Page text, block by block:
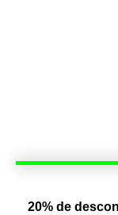
20% de